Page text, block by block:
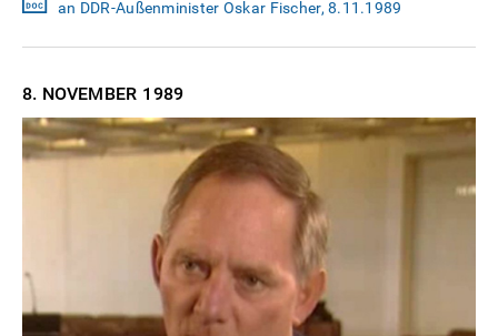
an DDR-Außenminister Oskar Fischer, 8.11.1989
8. NOVEMBER 1989